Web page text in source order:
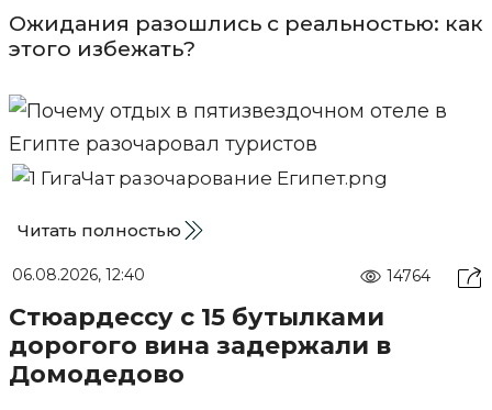
Ожидания разошлись с реальностью: как
этого избежать?
Читать полностью
06.08.2026, 12:40 14764
Стюардессу с 15 бутылками
дорогого вина задержали в
Домодедово